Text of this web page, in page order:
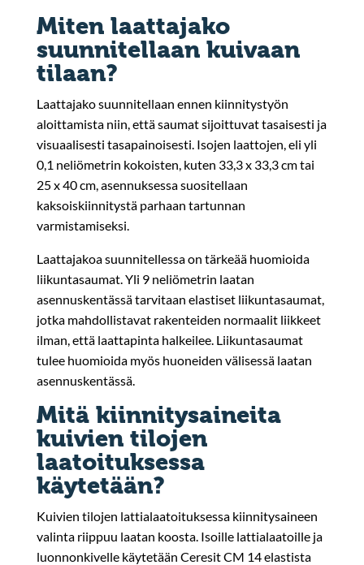
Miten laattajako
suunnitellaan kuivaan
tilaan?
Laattajako suunnitellaan ennen kiinnitystyön
aloittamista niin, että saumat sijoittuvat tasaisesti ja
visuaalisesti tasapainoisesti. Isojen laattojen, eli yli
0,1 neliömetrin kokoisten, kuten 33,3 x 33,3 cm tai
25 x 40 cm, asennuksessa suositellaan
kaksoiskiinnitystä parhaan tartunnan
varmistamiseksi.
Laattajakoa suunnitellessa on tärkeää huomioida
liikuntasaumat. Yli 9 neliömetrin laatan
asennuskentässä tarvitaan elastiset liikuntasaumat,
jotka mahdollistavat rakenteiden normaalit liikkeet
ilman, että laattapinta halkeilee. Liikuntasaumat
tulee huomioida myös huoneiden välisessä laatan
asennuskentässä.
Mitä kiinnitysaineita
kuivien tilojen
laatoituksessa
käytetään?
Kuivien tilojen lattialaatoituksessa kiinnitysaineen
valinta riippuu laatan koosta. Isoille lattialaatoille ja
luonnonkivelle käytetään Ceresit CM 14 elastista